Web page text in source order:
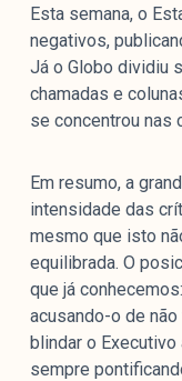
Esta semana, o
negativos,
Já o Globo dividiu
chamadas e
se concentrou nas
Em resumo, a
intensidade das
mesmo que isto
equilibrada. O
que já
acusando-o de
blindar o
sempre